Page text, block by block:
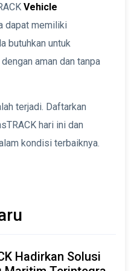
Vehicle
dapat memiliki
butuhkan untuk
aman dan tanpa
terjadi. Daftarkan
hari ini dan
kondisi terbaiknya.
Hadirkan Solusi